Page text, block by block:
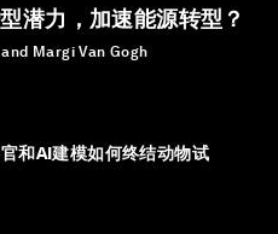
潜力，加速能源转型？
Margi Van Gogh
和AI建模如何终结动物试